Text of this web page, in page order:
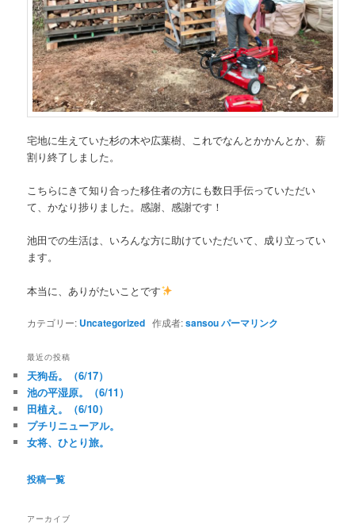
宅地に生えていた杉の木や広葉樹、これでなんとかかんとか、薪
割り終了しました。
こちらにきて知り合った移住者の方にも数日手伝っていただい
て、かなり捗りました。感謝、感謝です！
池田での生活は、いろんな方に助けていただいて、成り立ってい
ます。
本当に、ありがたいことです
カテゴリー: Uncategorized 作成者:sansouパーマリンク
最近の投稿
天狗岳。（6/17）
池の平湿原。（6/11）
田植え。（6/10）
プチリニューアル。
女将、ひとり旅。
投稿一覧
アーカイブ